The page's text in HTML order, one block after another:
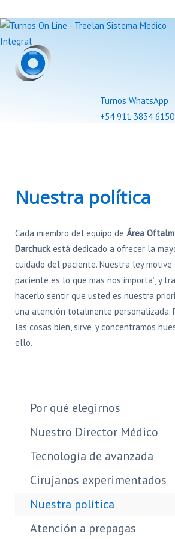
Turnos WhatsApp
+54 911 3834 6150
Nuestra política
Cada miembro del equipo de Área
Darchuckestá dedicado a ofrecer la
cuidado del paciente. Nuestra ley motive
paciente es lo que mas nos importa”, y
hacerlo sentir que usted es nuestra
una atención totalmente personalizada.
las cosas bien, sirve, y concentramos
ello.
Por qué elegirnos
Nuestro Director Médico
Tecnología de avanzada
Cirujanos experimentados
Nuestra política
Atención a prepagas